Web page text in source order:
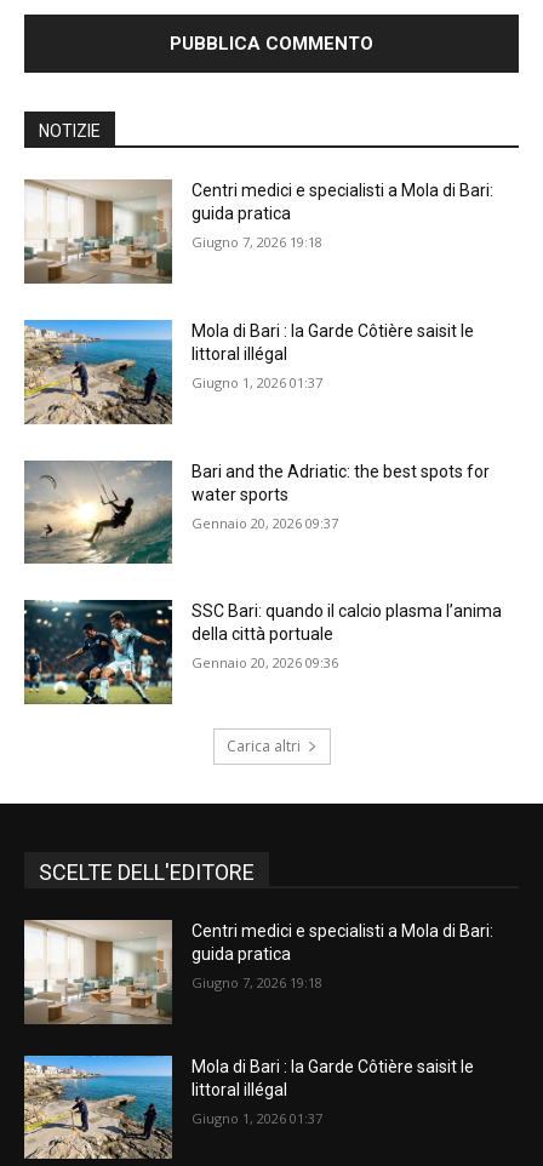
NOTIZIE
Centri medici e specialisti a Mola di Bari:
guida pratica
Giugno 7, 2026 19:18
Mola di Bari : la Garde Côtière saisit le
littoral illégal
Giugno 1, 2026 01:37
Bari and the Adriatic: the best spots for
water sports
Gennaio 20, 2026 09:37
SSC Bari: quando il calcio plasma l’anima
della città portuale
Gennaio 20, 2026 09:36
Carica altri
SCELTE DELL'EDITORE
Centri medici e specialisti a Mola di Bari:
guida pratica
Giugno 7, 2026 19:18
Mola di Bari : la Garde Côtière saisit le
littoral illégal
Giugno 1, 2026 01:37